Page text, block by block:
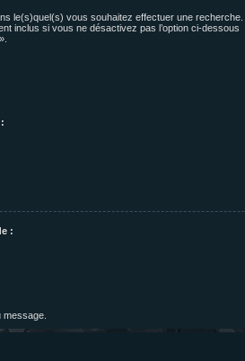
le(s)quel(s) vous souhaitez effectuer une recherche.
inclus si vous ne désactivez pas l’option ci-dessous
:
message.